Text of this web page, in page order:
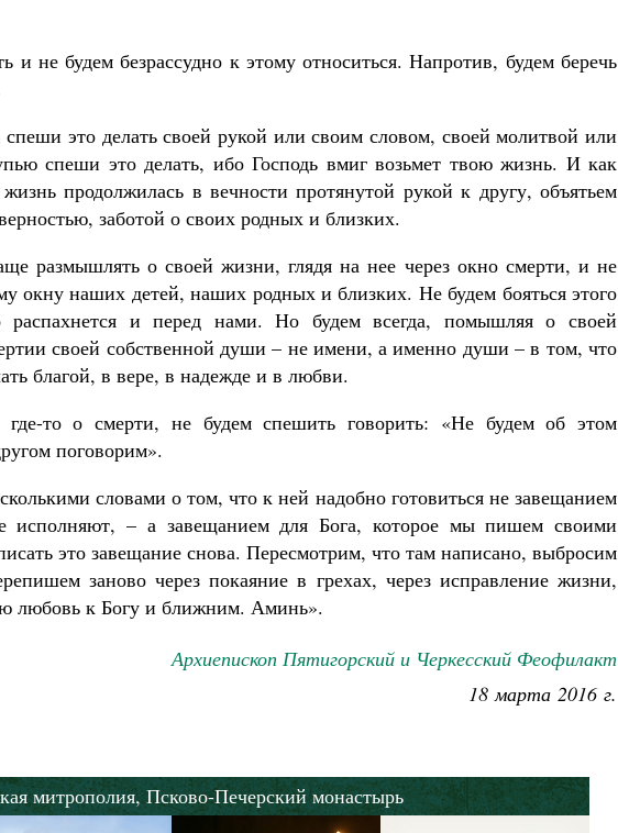
и не будем безрассудно к этому относиться. Напротив, будем беречь
это делать своей рукой или своим словом, своей молитвой или
спеши это делать, ибо Господь вмиг возьмет твою жизнь. И как
продолжилась в вечности протянутой рукой к другу, объятьем
заботой о своих родных и близких.
размышлять о своей жизни, глядя на нее через окно смерти, и не
окну наших детей, наших родных и близких. Не будем бояться этого
и перед нами. Но будем всегда, помышляя о своей
своей собственной души – не имени, а именно души– в том, что
благой, в вере, в надежде и в любви.
то о смерти, не будем спешить говорить: «Не будем об этом
поговорим».
словами о том, что к ней надобно готовиться не завещанием
исполняют, – а завещанием для Бога, которое мы пишем своими
это завещание снова. Пересмотрим, что там написано, выбросим
заново через покаяние в грехах, через исправление жизни,
любовь к Богу и ближним. Аминь».
Архиепископ Пятигорский и Черкесский Феофилакт
18 марта 2016 г.
митрополия, Псково-Печерский монастырь